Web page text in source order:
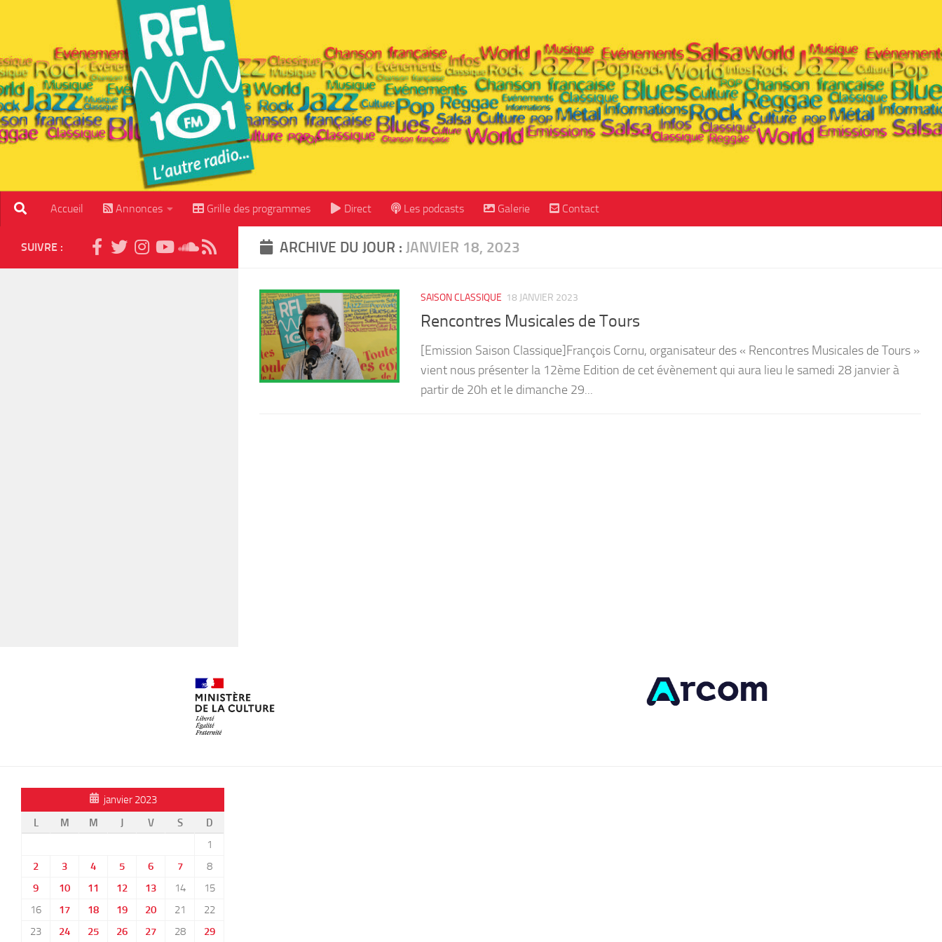
Accueil Annonces Grille des programmes Direct Les podcasts Galerie Contact
ARCHIVE DU JOUR : JANVIER 18, 2023
SAISON CLASSIQUE 18 JANVIER 2023
Rencontres Musicales de Tours
[Emission Saison Classique]François Cornu, organisateur des « Rencontres Musicales de Tours »
vient nous présenter la 12ème Edition de cet évènement qui aura lieu le samedi 28 janvier à
partir de 20h et le dimanche 29...
SUIVRE :
janvier 2023
L
M M J V S
D
1
2
3 4 5 6 7
8
9
10 11 12 13 14
15
16
17 18 19 20 21
22
23
24 25 26 27 28 29